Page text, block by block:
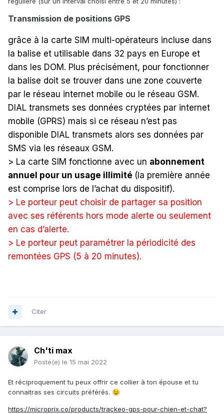
Transmission de positions GPS
grâce à la carte SIM multi-opérateurs incluse dans
la balise et utilisable dans 32 pays en Europe et
dans les DOM. Plus précisément, pour fonctionner
la balise doit se trouver dans une zone couverte
par le réseau internet mobile ou le réseau GSM.
DIAL transmets ses données cryptées par internet
mobile (GPRS) mais si ce réseau n’est pas
disponible DIAL transmets alors ses données par
SMS via les réseaux GSM.
> La carte SIM fonctionne avec un abonnement
annuel pour un usage illimité (la première année
est comprise lors de l’achat du dispositif).
> Le porteur peut choisir de partager sa position
avec ses référents hors mode alerte ou seulement
en cas d’alerte.
> Le porteur peut paramétrer la périodicité des
remontées GPS (5 à 20 minutes).
Citer
Ch'ti max
Posté(e) le 15 mai 2022
Et réciproquement tu peux offrir ce collier à ton épouse et tu
connaitras ses circuits préférés. 😉
https://microprix.co/products/trackeo-gps-pour-chien-et-chat?